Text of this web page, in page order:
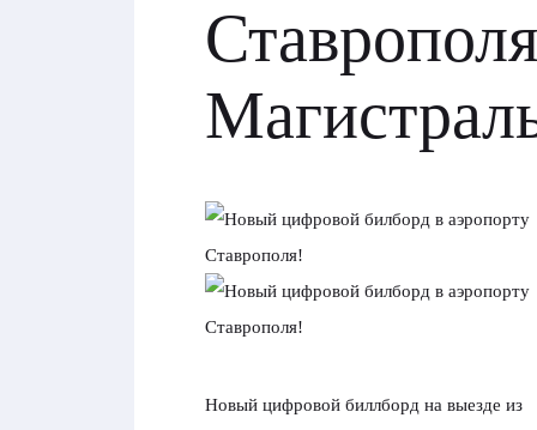
Новый цифровой биллборд на выезде из